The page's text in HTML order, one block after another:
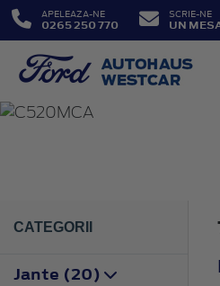
APELEAZA-NE
0265 250 770
SCRIE-NE
UN
KUGA
CATEGORII
Jante (20)